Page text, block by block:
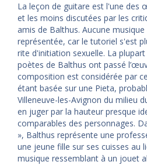
La leçon de guitare est l'une des
et les moins discutées par les
amis de Balthus. Aucune
représentée, car le tutoriel s'est
rite d'initiation sexuelle. La
poètes de Balthus ont passé
composition est considérée par
étant basée sur une Pieta,
Villeneuve-les-Avignon du milieu
en juger par la hauteur presque
comparables des personnages.
», Balthus représente une
une jeune fille sur ses cuisses au
musique ressemblant à un jouet